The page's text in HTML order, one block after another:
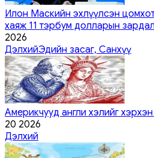
Илон Маскийн эхлүүлсэн
хаяж 11 тэрбум долларын
2026
ДэлхийЭдийн засаг, Санхүү
Америкчууд англи хэлийг
20 2026
Дэлхий